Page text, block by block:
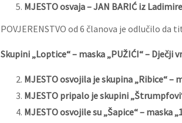
MJESTO osvaja – JAN BARIĆ iz
POVJERENSTVO od 6 članova je odlučilo da
Skupini „Loptice“ – maska „PUŽIĆI“ – Dječji
MJESTO osvojila je skupina „Ribice“ –
MJESTO pripalo je skupini
MJESTO osvojile su „Šapice“ – maska